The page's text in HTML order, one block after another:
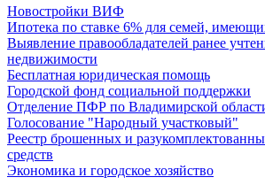
Новостройки ВИФ
Ипотека по ставке 6% для семей,
Выявление правообладателей ранее
недвижимости
Бесплатная юридическая помощь
Городской фонд социальной поддержки
Отделение ПФР по Владимирской
Голосование "Народный участковый"
Реестр брошенных и
средств
Экономика и городское хозяйство